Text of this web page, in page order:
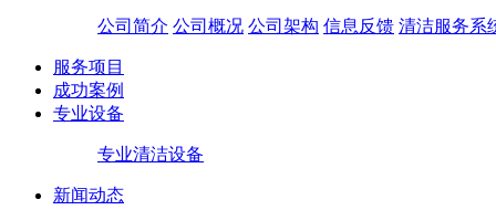
公司简介 公司概况 公司架构 信息反馈 清洁服务系
服务项目
成功案例
专业设备
专业清洁设备
新闻动态